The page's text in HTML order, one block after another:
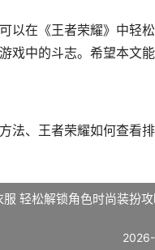
以在《王者荣耀》中轻
戏中的斗志。希望本文
法、王者荣耀如何查看
轻松解锁角色时尚装扮